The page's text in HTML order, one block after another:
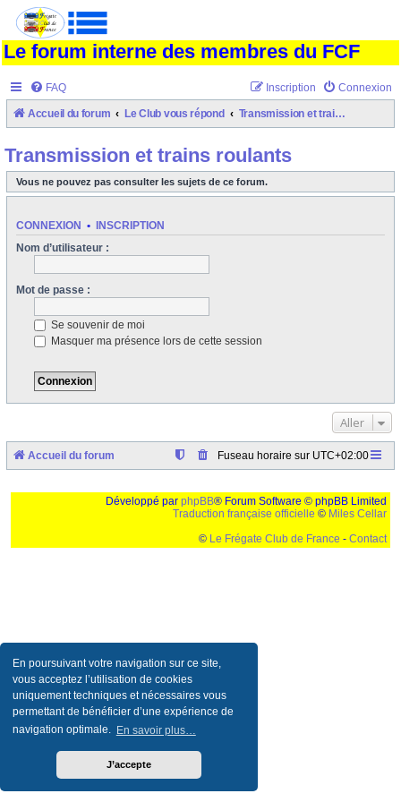
En poursuivant votre navigation sur ce site,
vous acceptez l’utilisation de cookies
uniquement techniques et nécessaires vous
permettant de bénéficier d’une expérience de
navigation optimale. En savoir plus…
J’accepte
Le forum interne des membres du FCF
FAQ Connexion
Inscription
Accueil du forum Le Club vous répond Transmission et trains roulants
Transmission et trains roulants
Vous ne pouvez pas consulter les sujets de ce forum.
CONNEXION • INSCRIPTION
Nom d’utilisateur :
Mot de passe :
Se souvenir de moi
Masquer ma présence lors de cette session
Aller
Accueil du forum Fuseau horaire sur UTC+02:00
Développé par phpBB® Forum Software © phpBB Limited
Traduction française officielle © Miles Cellar
© Le Frégate Club de France - Contact